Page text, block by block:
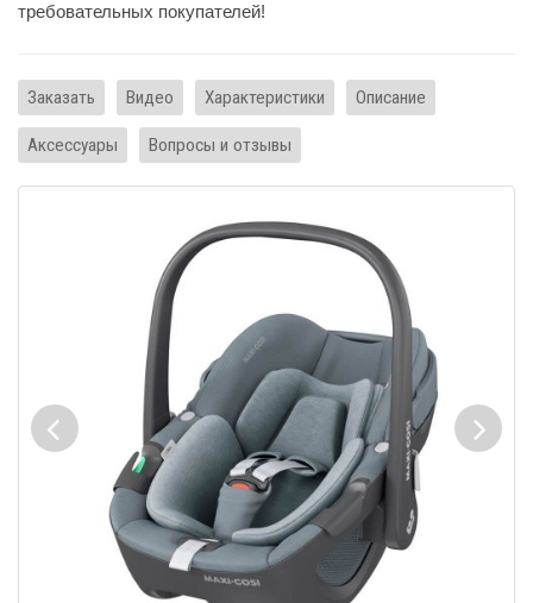
требовательных покупателей!
Заказать Видео Характеристики Описание
Аксессуары Вопросы и отзывы